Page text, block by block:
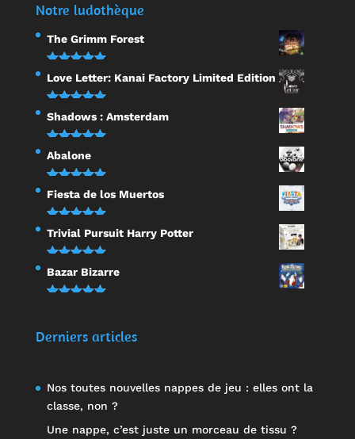
Notre ludothèque
The Grimm Forest
Note 5.00
sur 5
Love Letter: Kanai Factory Limited Edition
Note5.00
sur 5
Shadows : Amsterdam
Note5.00
sur 5
Abalone
Note5.00
sur 5
Fiesta de los Muertos
Note5.00
sur 5
Trivial Pursuit Harry Potter
Note5.00
sur 5
Bazar Bizarre
Derniers articles
Nos toutes nouvelles nappes de jeu : elles ont la
classe, non ?
Une nappe, c’est juste un morceau de tissu ?